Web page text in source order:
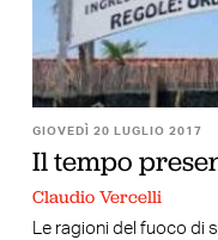
GIOVEDÌ 20 LUGLIO 2017
Il tempo
Claudio Vercelli
Le ragioni del fuoco di